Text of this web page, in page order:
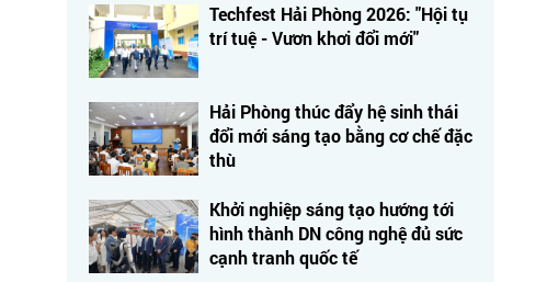
Techfest Hải Phòng 2026: "Hội tụ
trí tuệ - Vươn khơi đổi mới"
Hải Phòng thúc đẩy hệ sinh thái
đổi mới sáng tạo bằng cơ chế đặc
thù
Khởi nghiệp sáng tạo hướng tới
hình thành DN công nghệ đủ sức
cạnh tranh quốc tế